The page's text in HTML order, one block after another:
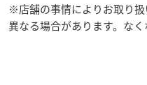
※店舗の事情によりお取り
異なる場合があります。なく